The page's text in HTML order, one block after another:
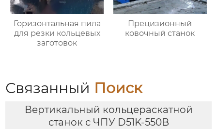
Горизонтальная пила
для резки кольцевых
заготовок
Прецизионный
ковочный станок
Связанный Поиск
Вертикальный кольцераскатной
станок с ЧПУ D51K-550B